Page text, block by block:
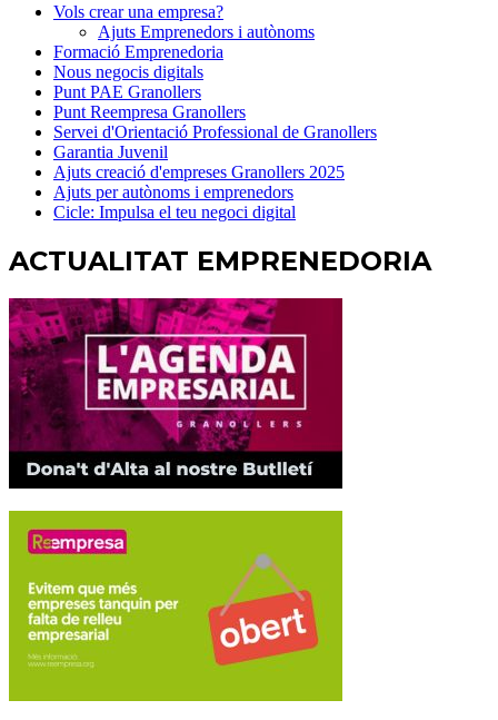
Vols crear una empresa?
Ajuts Emprenedors i autònoms
Formació Emprenedoria
Nous negocis digitals
Punt PAE Granollers
Punt Reempresa Granollers
Servei d'Orientació Professional de Granollers
Garantia Juvenil
Ajuts creació d'empreses Granollers 2025
Ajuts per autònoms i emprenedors
Cicle: Impulsa el teu negoci digital
ACTUALITAT EMPRENEDORIA